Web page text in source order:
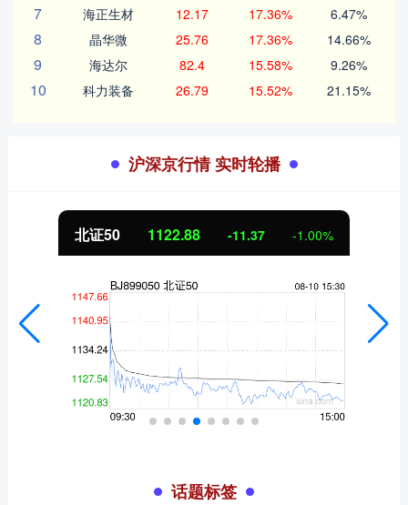
7 海正生材 12.17 17.36% 6.47%
8 晶华微 25.76 17.36% 14.66%
9 海达尔 82.4 15.58% 9.26%
10 科力装备 26.79 15.52% 21.15%
沪深京行情 实时轮播
北证50 1122.88 -11.37 -1.00%
话题标签